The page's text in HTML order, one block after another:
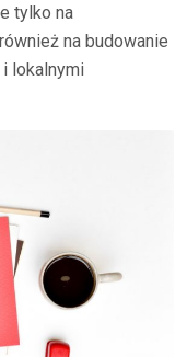
tylko na
na budowanie
i lokalnymi